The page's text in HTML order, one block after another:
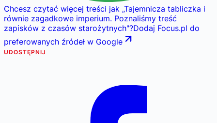
Chcesz czytać więcej treści jak „Tajemnicza tabliczka i
równie zagadkowe imperium. Poznaliśmy treść
zapisków z czasów starożytnych"?Dodaj Focus.pl do
preferowanych źródeł w Google
UDOSTĘPNIJ